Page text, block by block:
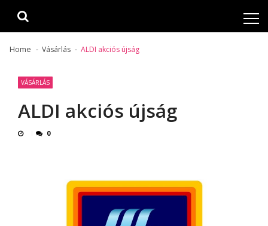
Home Vásárlás ALDI akciós újság
VÁSÁRLÁS
ALDI akciós újság
0